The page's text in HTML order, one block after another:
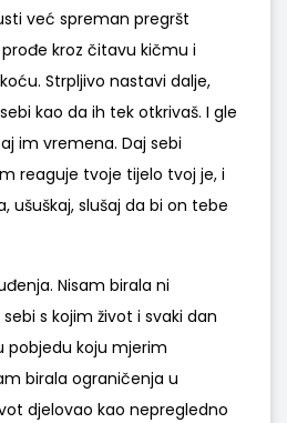
već spreman pregršt
kroz čitavu kičmu i
Strpljivo nastavi dalje,
kao da ih tek otkrivaš. I gle
im vremena. Daj sebi
reaguje tvoje tijelo tvoj je, i
ušuškaj, slušaj da bi on tebe
Nisam birala ni
s kojim život i svaki dan
pobjedu koju mjerim
birala ograničenja u
djelovao kao nepregledno